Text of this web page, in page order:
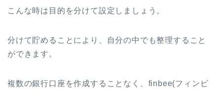
こんな時は目的を分けて設定しましょう。
分けて貯めることにより、自分の中でも整理すること
ができます。
複数の銀行口座を作成することなく、finbee(フィンビ